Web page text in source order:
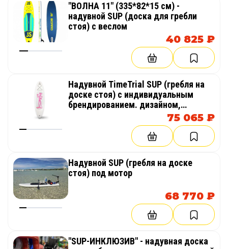
"ВОЛНА 11" (335*82*15 см) -
надувной SUP (доска для гребли
стоя) с веслом
40 825 ₽
Надувной TimeTrial SUP (гребля на
доске стоя) с индивидуальным
брендированием. дизайном,
75 065 ₽
Надувной SUP (гребля на доске
стоя) под мотор
68 770 ₽
"SUP-ИНКЛЮЗИВ" - надувная доска